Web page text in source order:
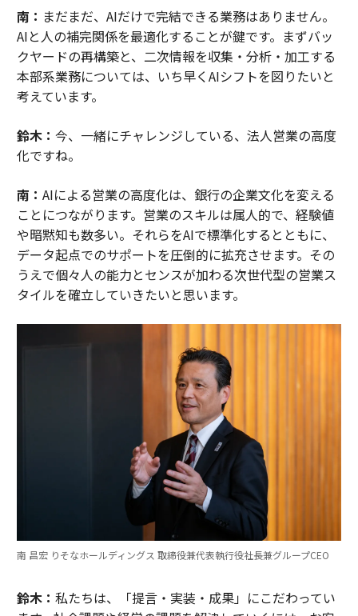
南： まだまだ、AIだけで完結できる業務はありません。
AIと人の補完関係を最適化することが鍵です。まずバッ
クヤードの再構築と、二次情報を収集・分析・加工する
本部系業務については、いち早くAIシフトを図りたいと
考えています。
鈴木： 今、一緒にチャレンジしている、法人営業の高度
化ですね。
南： AIによる営業の高度化は、銀行の企業文化を変える
ことにつながります。営業のスキルは属人的で、経験値
や暗黙知も数多い。それらをAIで標準化するとともに、
データ起点でのサポートを圧倒的に拡充させます。その
うえで個々人の能力とセンスが加わる次世代型の営業ス
タイルを確立していきたいと思います。
南 昌宏 りそなホールディングス 取締役兼代表執行役社長兼グループCEO
鈴木： 私たちは、「提言・実装・成果」にこだわってい